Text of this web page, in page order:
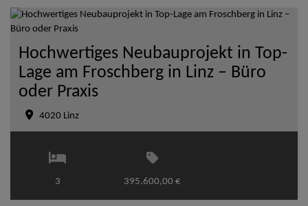
Hochwertiges Neubauprojekt in Top-
Lage am Froschberg in Linz – Büro
oder Praxis
4020 Linz
3 395.600,00 €